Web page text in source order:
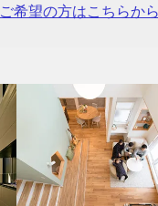
ご希望の方はこちらから